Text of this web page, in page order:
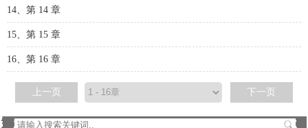
14、第 14 章
15、第 15 章
16、第 16 章
上一页 下一页